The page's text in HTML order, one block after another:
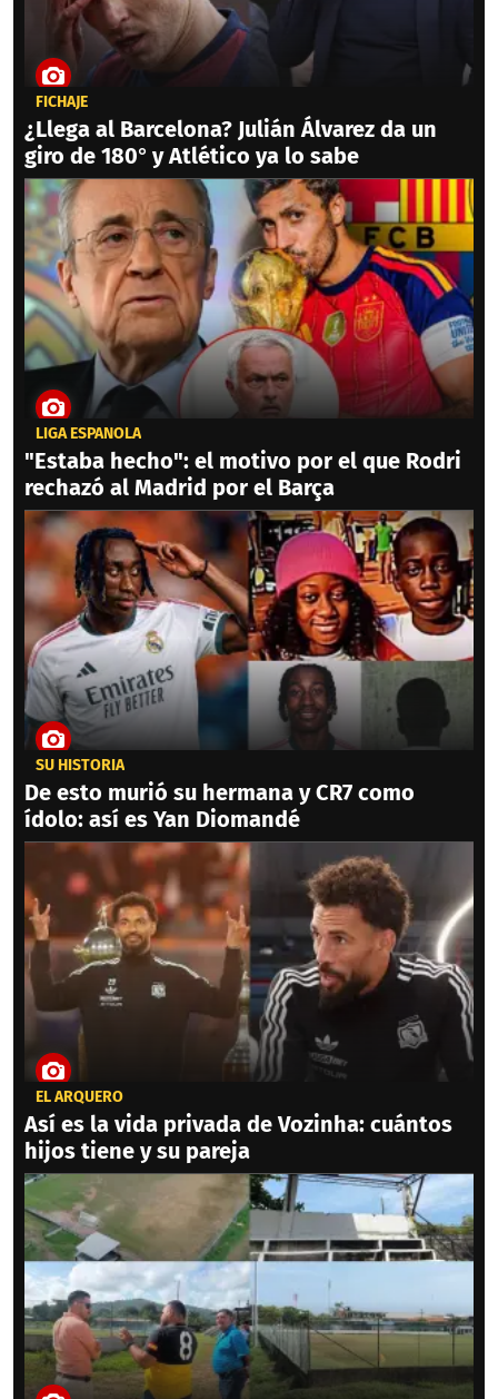
FICHAJE
¿Llega al Barcelona? Julián Álvarez da un
giro de 180° y Atlético ya lo sabe
LIGA ESPAÑOLA
"Estaba hecho": el motivo por el que Rodri
rechazó al Madrid por el Barça
SU HISTORIA
De esto murió su hermana y CR7 como
ídolo: así es Yan Diomandé
EL ARQUERO
Así es la vida privada de Vozinha: cuántos
hijos tiene y su pareja